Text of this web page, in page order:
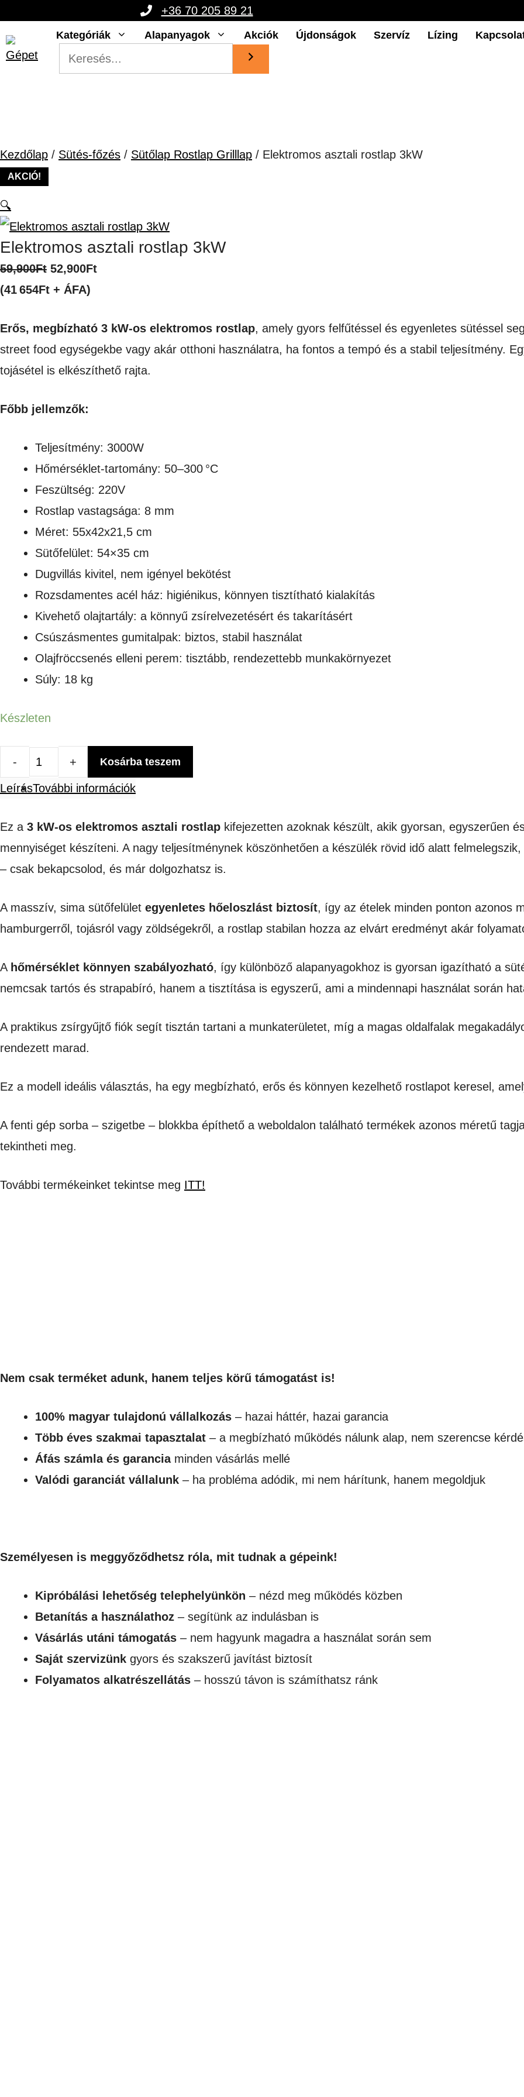
tartalomba
+36 70 205 89 21
Kategóriák Alapanyagok Akciók Újdonságok Szervíz Lízing
Kezdőlap / Sütés-főzés / Sütőlap Rostlap Grilllap / Elektromos asztali rostlap 3kW
AKCIÓ!
🔍
Elektromos asztali rostlap 3kW
59,900Ft Original
price
59,900Ft.
52,900FtCurrent
52,900Ft.
(41 654Ft + ÁFA)
Erős, megbízható 3 kW-os elektromos rostlap, amely gyors felfűtéssel és egyenletes sütéssel
street food egységekbe vagy akár otthoni használatra, ha fontos a tempó és a stabil teljesítmény.
tojásétel is elkészíthető rajta.
Főbb jellemzők:
Teljesítmény: 3000W
Hőmérséklet-tartomány: 50–300 °C
Feszültség: 220V
Rostlap vastagsága: 8 mm
Méret: 55x42x21,5 cm
Sütőfelület: 54×35 cm
Dugvillás kivitel, nem igényel bekötést
Rozsdamentes acél ház: higiénikus, könnyen tisztítható kialakítás
Kivehető olajtartály: a könnyű zsírelvezetésért és takarításért
Csúszásmentes gumitalpak: biztos, stabil használat
Olajfröccsenés elleni perem: tisztább, rendezettebb munkakörnyezet
Súly: 18 kg
Készleten
asztali
3kW
mennyiség
Kosárba teszem
LeírásTovábbi információk
Ez a 3 kW-os elektromos asztali rostlap kifejezetten azoknak készült, akik gyorsan, egyszerűen
mennyiséget készíteni. A nagy teljesítménynek köszönhetően a készülék rövid idő alatt
– csak bekapcsolod, és már dolgozhatsz is.
A masszív, sima sütőfelület egyenletes hőeloszlást biztosít, így az ételek minden ponton azonos
hamburgerről, tojásról vagy zöldségekről, a rostlap stabilan hozza az elvárt eredményt akár
A hőmérséklet könnyen szabályozható, így különböző alapanyagokhoz is gyorsan igazítható a
nemcsak tartós és strapabíró, hanem a tisztítása is egyszerű, ami a mindennapi használat során
A praktikus zsírgyűjtő fiók segít tisztán tartani a munkaterületet, míg a magas oldalfalak
rendezett marad.
Ez a modell ideális választás, ha egy megbízható, erős és könnyen kezelhető rostlapot keresel,
A fenti gép sorba – szigetbe – blokkba építhető a weboldalon található termékek azonos méretű
tekintheti meg.
További termékeinket tekintse meg ITT!
Nem csak terméket adunk, hanem teljes körű támogatást is!
100% magyar tulajdonú vállalkozás – hazai háttér, hazai garancia
Több éves szakmai tapasztalat – a megbízható működés nálunk alap, nem szerencse
Áfás számla és garanciaminden vásárlás mellé
Valódi garanciát vállalunk – ha probléma adódik, mi nem hárítunk, hanem megoldjuk
Személyesen is meggyőződhetsz róla, mit tudnak a gépeink!
Kipróbálási lehetőség telephelyünkön – nézd meg működés közben
Betanítás a használathoz – segítünk az indulásban is
Vásárlás utáni támogatás – nem hagyunk magadra a használat során sem
Saját szervizünk gyors és szakszerű javítást biztosít
Folyamatos alkatrészellátás – hosszú távon is számíthatsz ránk